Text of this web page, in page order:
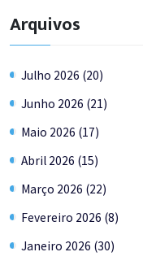
Arquivos
Julho 2026 (20)
Junho 2026 (21)
Maio 2026 (17)
Abril 2026 (15)
Março 2026 (22)
Fevereiro 2026 (8)
Janeiro 2026 (30)